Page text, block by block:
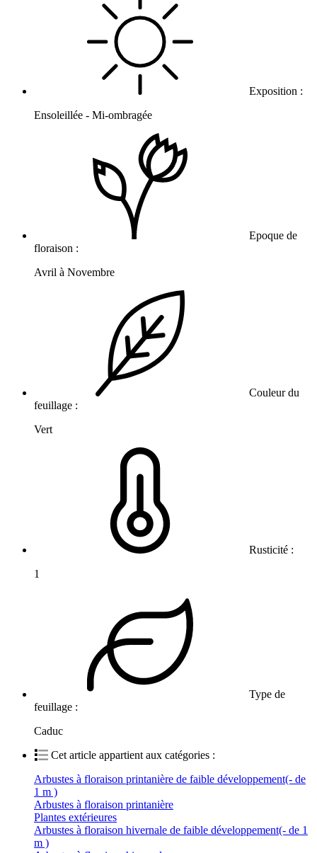
Exposition :
Ensoleillée - Mi-ombragée
Epoque de
floraison :
Avril à Novembre
Couleur du
feuillage :
Vert
Rusticité :
1
Type de
feuillage :
Caduc
Cet article appartient aux catégories :
Arbustes à floraison printanière de faible développement(- de
1 m )
Arbustes à floraison printanière
Plantes extérieures
Arbustes à floraison hivernale de faible développement(- de 1
m )